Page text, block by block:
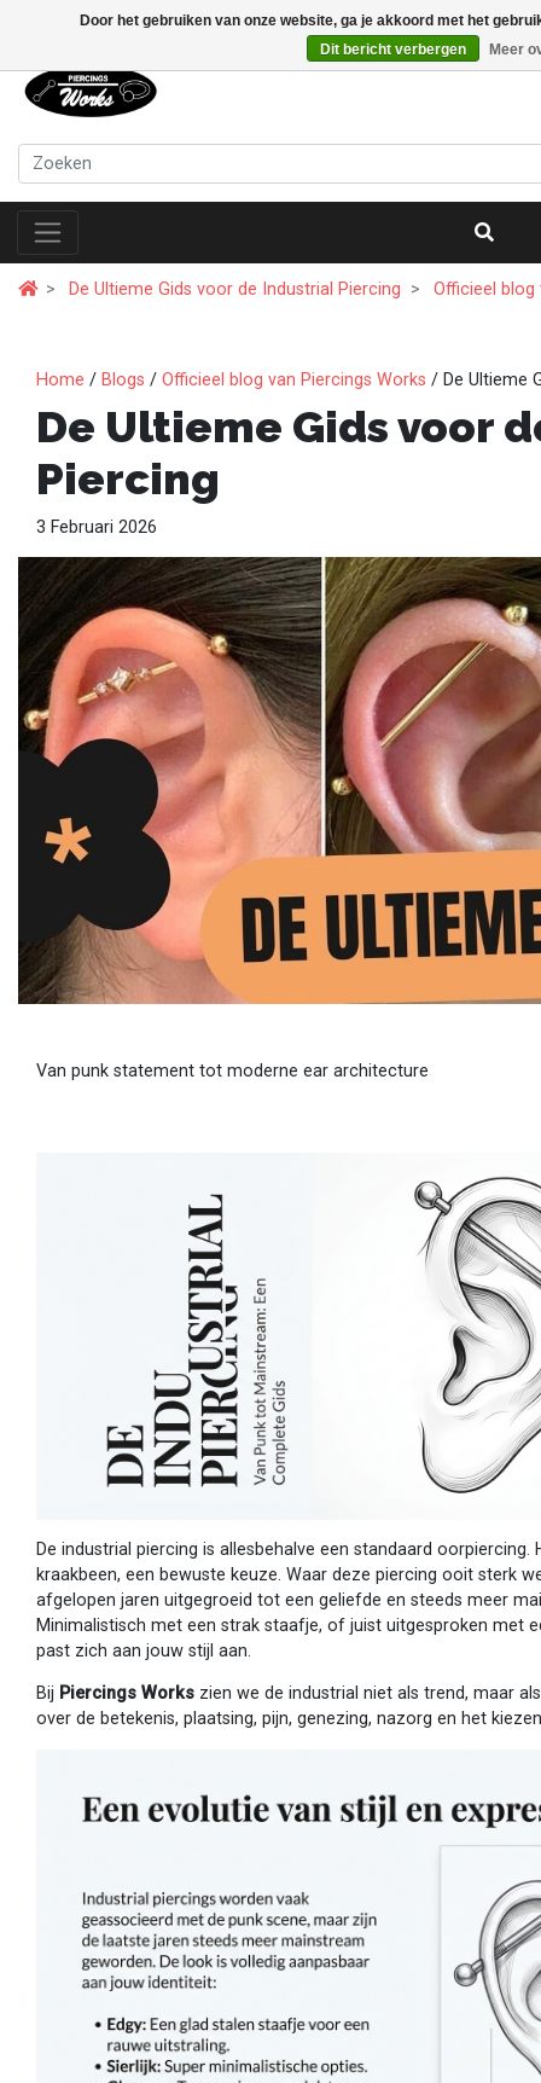
Door het gebruiken van onze website, ga je akkoord met het
Dit bericht verbergen
Meer
De Ultieme Gids voor de Industrial Piercing Officieel blog
Home / Blogs / Officieel blog van Piercings Works / De Ultieme
De Ultieme Gids voor
Piercing
3 Februari 2026
Van punk statement tot moderne ear architecture
De industrial piercing is allesbehalve een standaard
kraakbeen, een bewuste keuze. Waar deze piercing ooit sterk
afgelopen jaren uitgegroeid tot een geliefde en steeds meer
Minimalistisch met een strak staafje, of juist uitgesproken met
past zich aan jouw stijl aan.
Bij Piercings Works zien we de industrial niet als trend, maar
over de betekenis, plaatsing, pijn, genezing, nazorg en het